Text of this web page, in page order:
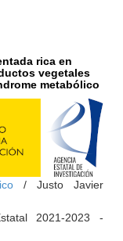
rica en
vegetales
metabólico
/ Justo Javier
2021-2023 -